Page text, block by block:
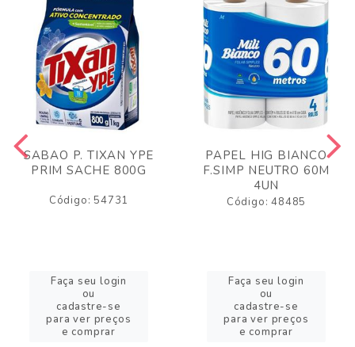
SABAO P. TIXAN YPE
PRIM SACHE 800G
Código: 54731
Faça seu login
ou
cadastre-se
para ver preços
e comprar
PAPEL HIG BIANCO
F.SIMP NEUTRO 60M
4UN
Código: 48485
Faça seu login
ou
cadastre-se
para ver preços
e comprar